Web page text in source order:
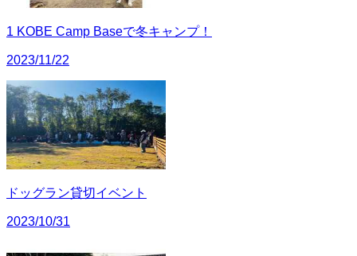
1 KOBE Camp Baseで冬キャンプ！
2023/11/22
ドッグラン貸切イベント
2023/10/31